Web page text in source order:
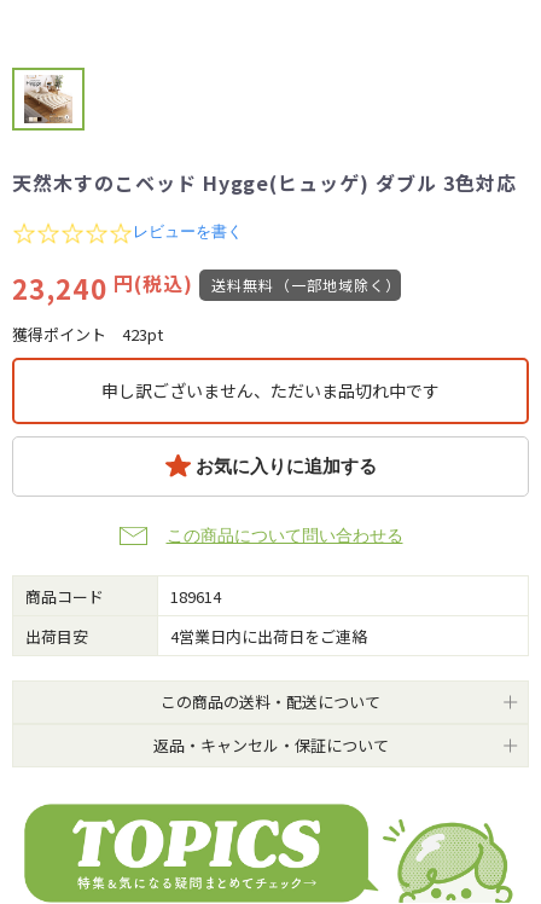
天然木すのこベッド Hygge(ヒュッゲ) ダブル 3色対応
0.0
rating
レビューを書く
23,240 円(税込) 送料無料（一部地域除く）
獲得ポイント 423pt
申し訳ございません、ただいま品切れ中です
お気に入りに追加する
この商品について問い合わせる
商品コード
189614
出荷目安
4営業日内に出荷日をご連絡
この商品の送料・配送について
返品・キャンセル・保証について